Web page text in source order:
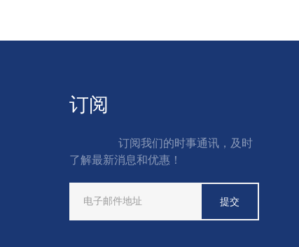
订阅
订阅我们的时事通讯，及时
了解最新消息和优惠！